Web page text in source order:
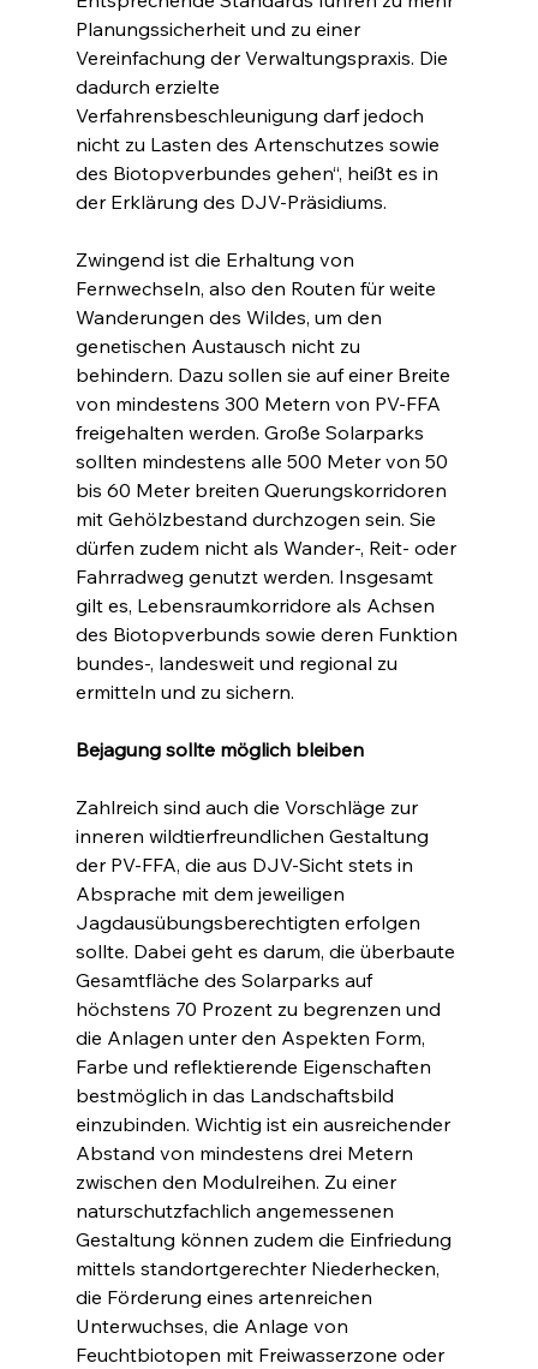
Planungssicherheit und zu einer
Vereinfachung der Verwaltungspraxis. Die
dadurch erzielte
Verfahrensbeschleunigung darf jedoch
nicht zu Lasten des Artenschutzes sowie
des Biotopverbundes gehen“, heißt es in
der Erklärung des DJV-Präsidiums.
Zwingend ist die Erhaltung von
Fernwechseln, also den Routen für weite
Wanderungen des Wildes, um den
genetischen Austausch nicht zu
behindern. Dazu sollen sie auf einer Breite
von mindestens 300 Metern von PV-FFA
freigehalten werden. Große Solarparks
sollten mindestens alle 500 Meter von 50
bis 60 Meter breiten Querungskorridoren
mit Gehölzbestand durchzogen sein. Sie
dürfen zudem nicht als Wander-, Reit- oder
Fahrradweg genutzt werden. Insgesamt
gilt es, Lebensraumkorridore als Achsen
des Biotopverbunds sowie deren Funktion
bundes-, landesweit und regional zu
ermitteln und zu sichern.
Bejagung sollte möglich bleiben
Zahlreich sind auch die Vorschläge zur
inneren wildtierfreundlichen Gestaltung
der PV-FFA, die aus DJV-Sicht stets in
Absprache mit dem jeweiligen
Jagdausübungsberechtigten erfolgen
sollte. Dabei geht es darum, die überbaute
Gesamtfläche des Solarparks auf
höchstens 70 Prozent zu begrenzen und
die Anlagen unter den Aspekten Form,
Farbe und reflektierende Eigenschaften
bestmöglich in das Landschaftsbild
einzubinden. Wichtig ist ein ausreichender
Abstand von mindestens drei Metern
zwischen den Modulreihen. Zu einer
naturschutzfachlich angemessenen
Gestaltung können zudem die Einfriedung
mittels standortgerechter Niederhecken,
die Förderung eines artenreichen
Unterwuchses, die Anlage von
Feuchtbiotopen mit Freiwasserzone oder